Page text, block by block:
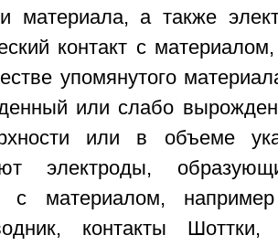
материала, а также
контакт с
упомянутого
или слабо
или в объеме
электроды,
с материалом,
контакты